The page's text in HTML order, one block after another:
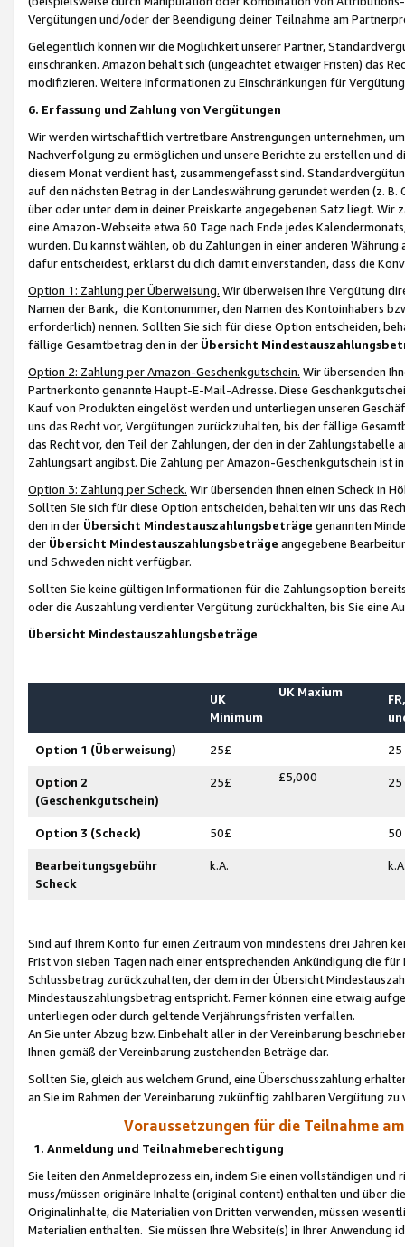
Vergütungen und/oder der Beendigung deiner Teilnahme am
Gelegentlich können wir die Möglichkeit unserer Partner,
einschränken. Amazon behält sich (ungeachtet etwaiger Fristen) das
modifizieren. Weitere Informationen zu Einschränkungen für
6. Erfassung und Zahlung von Vergütungen
Wir werden wirtschaftlich vertretbare Anstrengungen unternehmen,
Nachverfolgung zu ermöglichen und unsere Berichte zu erstellen und
diesem Monat verdient hast, zusammengefasst sind.
auf den nächsten Betrag in der Landeswährung gerundet werden (z.
über oder unter dem in deiner Preiskarte angegebenen Satz liegt.
eine Amazon-Webseite etwa 60 Tage nach Ende jedes
wurden. Du kannst wählen, ob du Zahlungen in einer anderen
dafür entscheidest, erklärst du dich damit einverstanden, dass die
Option 1: Zahlung per Überweisung. Wir überweisen Ihre Vergütung
Namen der Bank, die Kontonummer, den Namen des Kontoinhabers
erforderlich) nennen. Sollten Sie sich für diese Option entscheiden,
fällige Gesamtbetrag den in der Übersicht
Option 2: Zahlung per Amazon-Geschenkgutschein. Wir übersenden
Partnerkonto genannte Haupt-E-Mail-Adresse. Diese
Kauf von Produkten eingelöst werden und unterliegen unseren
uns das Recht vor, Vergütungen zurückzuhalten, bis der fällige
das Recht vor, den Teil der Zahlungen, der den in der
Zahlungsart angibst. Die Zahlung per Amazon-Geschenkgutschein ist
Option 3: Zahlung per Scheck. Wir übersenden Ihnen einen Scheck in
Sollten Sie sich für diese Option entscheiden, behalten wir uns das
den in der Übersicht Mindestauszahlungsbeträge genannten
der Übersicht Mindestauszahlungsbeträge angegebene
und Schweden nicht verfügbar.
Sollten Sie keine gültigen Informationen für die Zahlungsoption
oder die Auszahlung verdienter Vergütung zurückhalten, bis Sie
Übersicht Mindestauszahlungsbeträge
UK
Minimum
UK Maxium
Option 1 (Überweisung) 25£ 25
Option 2
(Geschenkgutschein)
25£ £5,000 25
Option 3 (Scheck) 50£ 50
Bearbeitungsgebühr
Scheck
k.A.
Sind auf Ihrem Konto für einen Zeitraum von mindestens drei Jahren
Frist von sieben Tagen nach einer entsprechenden Ankündigung die
Schlussbetrag zurückzuhalten, der dem in der Übersicht
Mindestauszahlungsbetrag entspricht. Ferner können eine etwaig
unterliegen oder durch geltende Verjährungsfristen verfallen.
An Sie unter Abzug bzw. Einbehalt aller in der Vereinbarung
Ihnen gemäß der Vereinbarung zustehenden Beträge dar.
Sollten Sie, gleich aus welchem Grund, eine Überschusszahlung
an Sie im Rahmen der Vereinbarung zukünftig zahlbaren Vergütung zu
Voraussetzungen für die Teilnahme
1. Anmeldung und Teilnahmeberechtigung
Sie leiten den Anmeldeprozess ein, indem Sie einen vollständigen
muss/müssen originäre Inhalte (original content) enthalten und über
Originalinhalte, die Materialien von Dritten verwenden, müssen
Materialien enthalten. Sie müssen Ihre Website(s) in Ihrer Anwendung